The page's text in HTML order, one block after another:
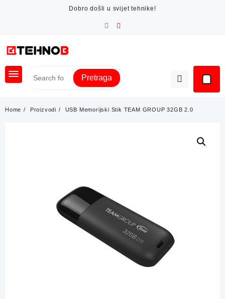
Dobro došli u svijet tehnike!
Pretraga
Home Proizvodi USB Memorijski Stik TEAM GROUP 32GB 2.0